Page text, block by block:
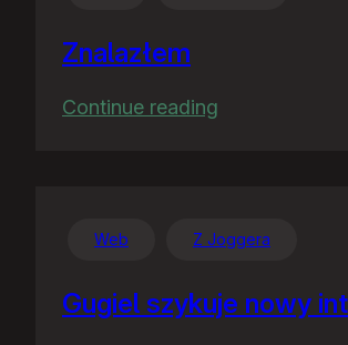
Znalazłem
Continue reading
Web Z Joggera
Gugiel szykuje nowy